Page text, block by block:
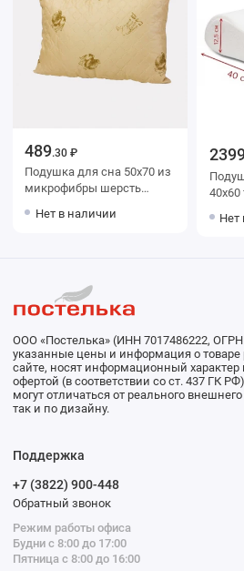
489.30 ₽
Подушка для сна 50х70 из
микрофибры шерсть
текстиля
Нет в наличии
Подушка
40х60 трикотажная
Нет
ООО «Постелька» (ИНН 7017486222, ОГРН
указанные цены и информация о
сайте, носят информационный
офертой (в соответствии со ст. 437 ГК
могут отличаться от реального
так и по дизайну.
Поддержка
+7 (3822) 900-448
Обратный звонок
Режим работы офиса
Будни с 8:00 до 17:00
Пятница с 8:00 до 16:00